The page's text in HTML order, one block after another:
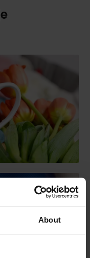
About